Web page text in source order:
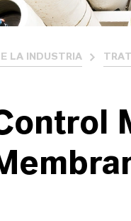
LA INDUSTRIA